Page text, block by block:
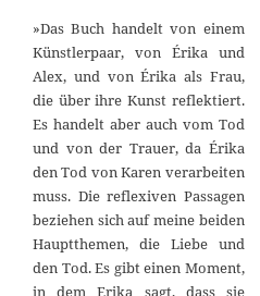
»Das Buch handelt von einem
Künstlerpaar, von Érika und
Alex, und von Érika als Frau,
die über ihre Kunst reflektiert.
Es handelt aber auch vom Tod
und von der Trauer, da Érika
den Tod von Karen verarbeiten
muss. Die reflexiven Passagen
beziehen sich auf meine beiden
Hauptthemen, die Liebe und
den Tod. Es gibt einen Moment,
in dem Erika sagt, dass sie